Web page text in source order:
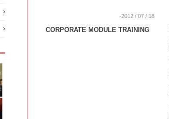
-2012 / 07 / 18
CORPORATE MODULE TRAINING